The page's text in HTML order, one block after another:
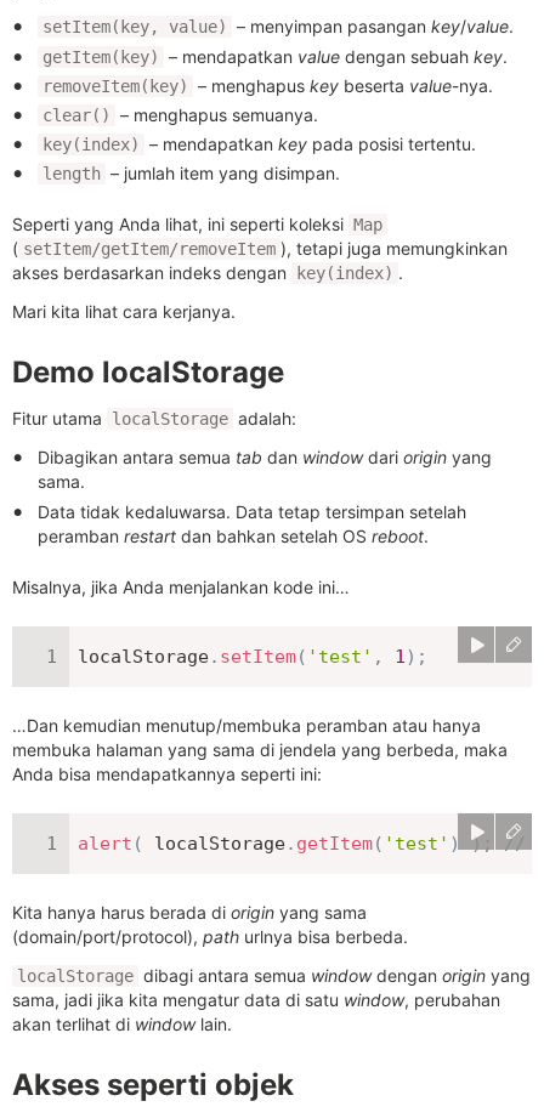
setItem(key, value) – menyimpan pasangan key/value.
getItem(key) – mendapatkan value dengan sebuah key.
removeItem(key) – menghapus key beserta value-nya.
clear() – menghapus semuanya.
key(index) – mendapatkan key pada posisi tertentu.
length – jumlah item yang disimpan.
Seperti yang Anda lihat, ini seperti koleksi Map
( setItem/getItem/removeItem ), tetapi juga memungkinkan
akses berdasarkan indeks dengan
key(index) .
Mari kita lihat cara kerjanya.
Demo localStorage
Fitur utama localStorage adalah:
Dibagikan antara semua tab dan windowdari origin yang
sama.
Data tidak kedaluwarsa. Data tetap tersimpan setelah
peramban restart dan bahkan setelah OS reboot.
Misalnya, jika Anda menjalankan kode ini…
localStorage. setItem( 'test' , 1 ) ;
…Dan kemudian menutup/membuka peramban atau hanya
membuka halaman yang sama di jendela yang berbeda, maka
Anda bisa mendapatkannya seperti ini:
alert ( localStorage. getItem( 'test' ) ) ; //
Kita hanya harus berada di origin yang sama
(domain/port/protocol), path urlnya bisa berbeda.
localStorage dibagi antara semua windowdengan origin yang
sama, jadi jika kita mengatur data di satu window, perubahan
akan terlihat di windowlain.
Akses seperti objek